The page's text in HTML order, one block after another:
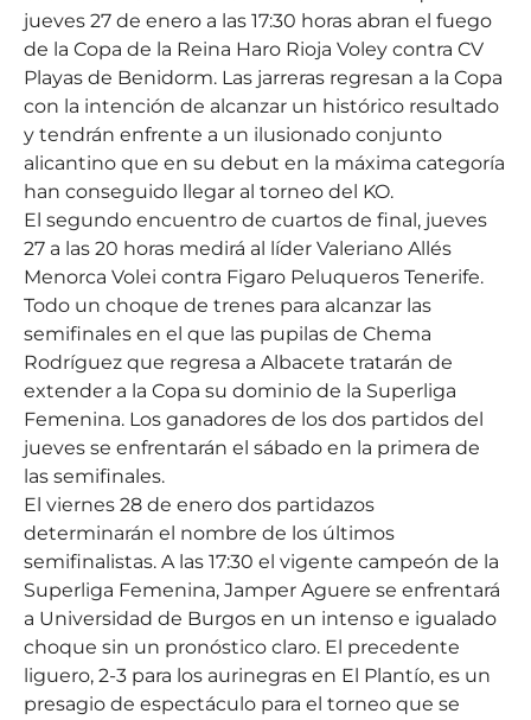
jueves 27 de enero a las 17:30 horas abran el fuego
de la Copa de la Reina Haro Rioja Voley contra CV
Playas de Benidorm. Las jarreras regresan a la Copa
con la intención de alcanzar un histórico resultado
y tendrán enfrente a un ilusionado conjunto
alicantino que en su debut en la máxima categoría
han conseguido llegar al torneo del KO.
El segundo encuentro de cuartos de final, jueves
27 a las 20 horas medirá al líder Valeriano Allés
Menorca Volei contra Figaro Peluqueros Tenerife.
Todo un choque de trenes para alcanzar las
semifinales en el que las pupilas de Chema
Rodríguez que regresa a Albacete tratarán de
extender a la Copa su dominio de la Superliga
Femenina. Los ganadores de los dos partidos del
jueves se enfrentarán el sábado en la primera de
las semifinales.
El viernes 28 de enero dos partidazos
determinarán el nombre de los últimos
semifinalistas. A las 17:30 el vigente campeón de la
Superliga Femenina, Jamper Aguere se enfrentará
a Universidad de Burgos en un intenso e igualado
choque sin un pronóstico claro. El precedente
liguero, 2-3 para los aurinegras en El Plantío, es un
presagio de espectáculo para el torneo que se